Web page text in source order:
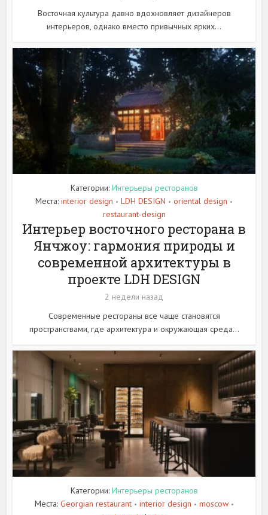
Восточная культура давно вдохновляет дизайнеров
интерьеров, однако вместо привычных ярких...
Категории: Интерьеры ресторанов
Места: interior design • LDH DESIGN • oriental design •
restaurant-design
Интерьер восточного ресторана в
Янчжоу: гармония природы и
современной архитектуры в
проекте LDH DESIGN
2 недели назад
Современные рестораны все чаще становятся
пространствами, где архитектура и окружающая среда...
Категории: Интерьеры ресторанов
Места: Georgian restaurant • interior design • moscow •